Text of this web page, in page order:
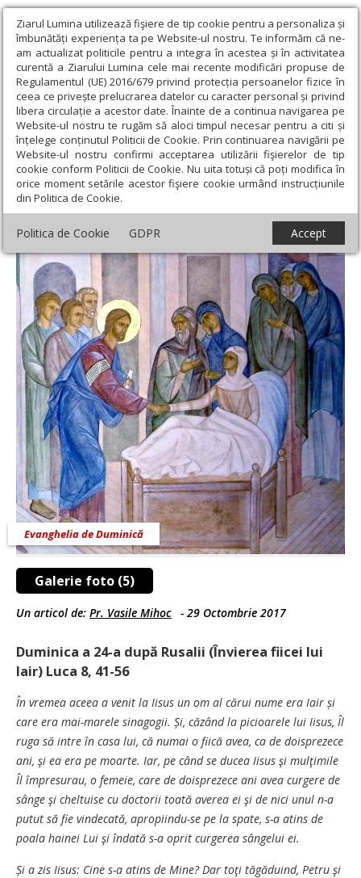
Ziarul Lumina utilizează fişiere de tip cookie pentru a personaliza și
îmbunătăți experiența ta pe Website-ul nostru. Te informăm că ne-
am actualizat politicile pentru a integra în acestea și în activitatea
curentă a Ziarului Lumina cele mai recente modificări propuse de
Regulamentul (UE) 2016/679 privind protecția persoanelor fizice în
ceea ce privește prelucrarea datelor cu caracter personal și privind
libera circulație a acestor date. Înainte de a continua navigarea pe
Website-ul nostru te rugăm să aloci timpul necesar pentru a citi și
înțelege conținutul Politicii de Cookie. Prin continuarea navigării pe
Website-ul nostru confirmi acceptarea utilizării fişierelor de tip
cookie conform Politicii de Cookie. Nu uita totuși că poți modifica în
orice moment setările acestor fişiere cookie urmând instrucțiunile
din Politica de Cookie.
Politica de Cookie GDPR Accept
Ziarul Lumina › Teologie și spiritualitate ›
Evanghelia de
Duminică › „Dumnezeul minunilor”
„Dumnezeul minunilor”
Galerie foto (5)
Evanghelia de Duminică
Un articol de: Pr. Vasile Mihoc - 29 Octombrie 2017
Duminica a 24-a după Rusalii (Învierea fiicei lui
Iair) Luca 8, 41-56
În vremea aceea a venit la Iisus un om al cărui nume era Iair și
care era mai-marele sinagogii. Și, căzând la picioarele lui Iisus, Îl
ruga să intre în casa lui, că numai o fiică avea, ca de doisprezece
ani, şi ea era pe moarte. Iar, pe când se ducea Iisus şi mulţimile
Îl împresurau, o femeie, care de doisprezece ani avea curgere de
sânge şi cheltuise cu doctorii toată averea ei şi de nici unul n-a
putut să fie vindecată, apropiindu-se pe la spate, s-a atins de
poala hainei Lui şi îndată s-a oprit curgerea sângelui ei.
Și a zis Iisus: Cine s-a atins de Mine? Dar toţi tăgăduind, Petru şi